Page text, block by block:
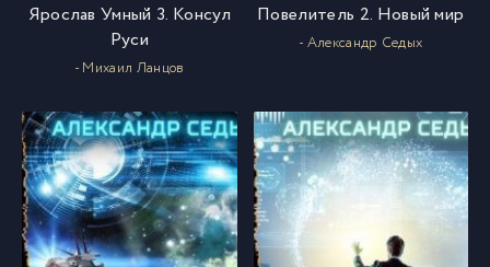
Ярослав Умный 3. Консул
Руси
- Михаил Ланцов
Повелитель 2. Новый мир
- Александр Седых